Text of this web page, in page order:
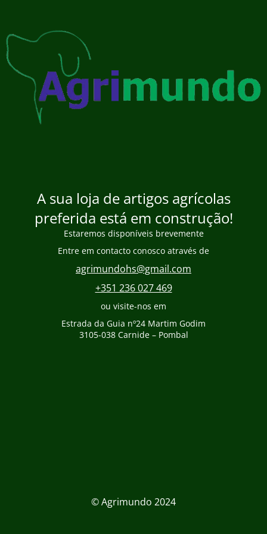
A sua loja de artigos agrícolas
preferida está em construção!
Estaremos disponíveis brevemente
Entre em contacto conosco através de
agrimundohs@gmail.com
+351 236 027 469
ou visite-nos em
Estrada da Guia nº24 Martim Godim
3105-038 Carnide – Pombal
© Agrimundo 2024